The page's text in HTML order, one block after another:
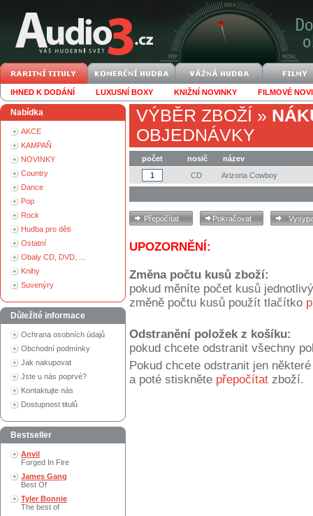
IHNED K DODÁNÍ LUXUSNÍ BOXY KNIŽNÍ NOVINKY FILMOVÉ
Nabídka
AKCE
KAMPAŇ
NOVINKY
Country
Dance
Pop
Rock
Hudba pro děti
Ostatní
Obaly CD, DVD, ...
Knihy
Suvenýry
Důležité informace
Ochrana osobních údajů
Obchodní podmínky
Jak nakupovat
Jste u nás poprvé?
Kontaktujte nás
Dostupnost titulů
Bestseller
Anvil
Forged In Fire
James Gang
Best Of
Tyler Bonnie
The best of
VÝBĚR ZBOŽÍ »
OBJEDNÁVKY
počet nosič
název
CD
Arizona Cowboy
UPOZORNĚNÍ:
Změna počtu kusů zboží:
pokud měníte počet kusů
změně počtu kusů použít tlačítko
Odstranění položek z košíku:
pokud chcete odstranit všechny
Pokud chcete odstranit jen
a poté stiskněte přepočítat zboží.